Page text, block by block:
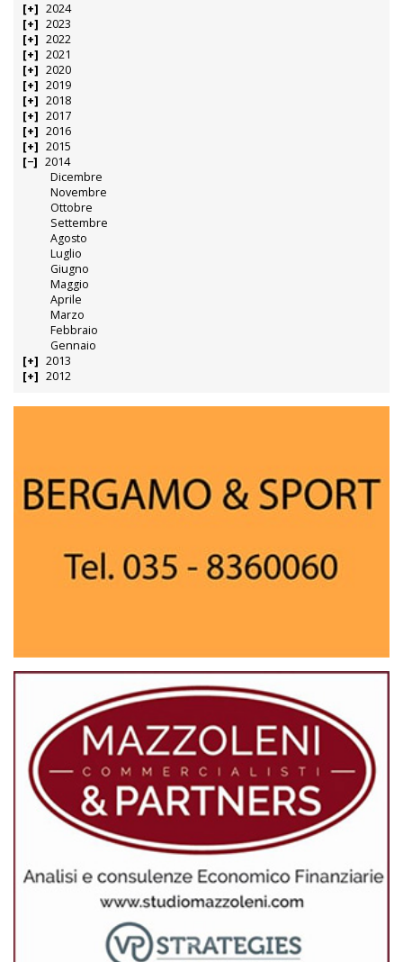
2024
2023
2022
2021
2020
2019
2018
2017
2016
2015
2014
Dicembre
Novembre
Ottobre
Settembre
Agosto
Luglio
Giugno
Maggio
Aprile
Marzo
Febbraio
Gennaio
2013
2012